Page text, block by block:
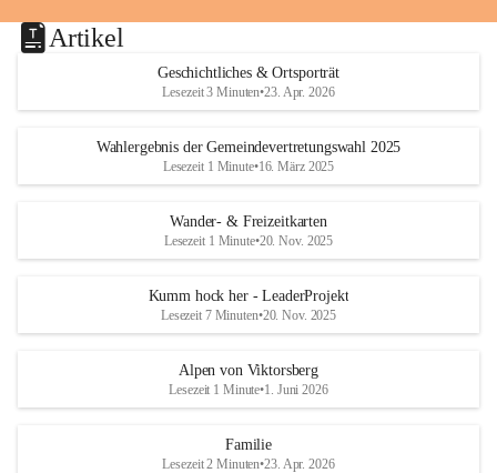
Artikel
Geschichtliches & Ortsporträt
Lesezeit 3 Minuten•23. Apr. 2026
Wahlergebnis der Gemeindevertretungswahl 2025
Lesezeit 1 Minute•16. März 2025
Wander- & Freizeitkarten
Lesezeit 1 Minute•20. Nov. 2025
Kumm hock her - LeaderProjekt
Lesezeit 7 Minuten•20. Nov. 2025
Alpen von Viktorsberg
Lesezeit 1 Minute•1. Juni 2026
Familie
Lesezeit 2 Minuten•23. Apr. 2026